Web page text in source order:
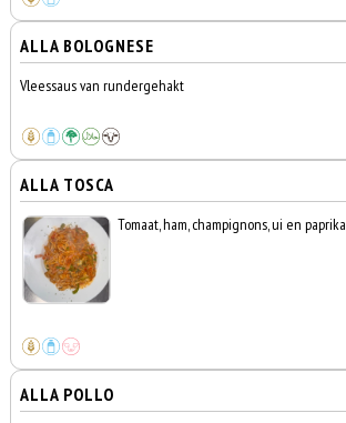
ALLA BOLOGNESE
Vleessaus van rundergehakt
ALLA TOSCA
Tomaat, ham, champignons, ui en paprika
ALLA POLLO